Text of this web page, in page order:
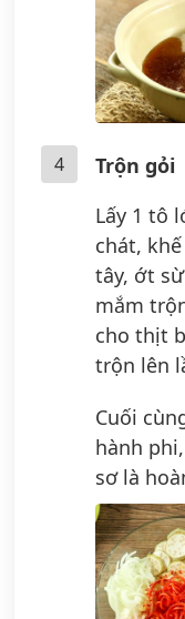
4
Trộn gỏi
Lấy 1 tô
chát,
tây, ớt
mắm
cho thịt
trộn lên
Cuối
hành
sơ là